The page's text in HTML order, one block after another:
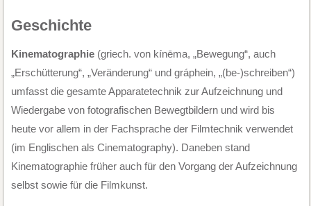
Geschichte
Kinematographie(griech. von kínēma, „Bewegung“, auch
„Erschütterung“, „Veränderung“ und gráphein, „(be-)schreiben“)
umfasst die gesamte Apparatetechnik zur Aufzeichnung und
Wiedergabe von fotografischen Bewegtbildern und wird bis
heute vor allem in der Fachsprache der Filmtechnik verwendet
(im Englischen als Cinematography). Daneben stand
Kinematographie früher auch für den Vorgang der Aufzeichnung
selbst sowie für die Filmkunst.